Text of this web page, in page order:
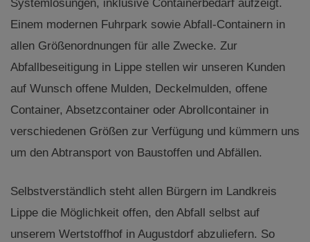
Systemlösungen, inklusive Containerbedarf aufzeigt.
Einem modernen Fuhrpark sowie Abfall-Containern in
allen Größenordnungen für alle Zwecke. Zur
Abfallbeseitigung in Lippe stellen wir unseren Kunden
auf Wunsch offene Mulden, Deckelmulden, offene
Container, Absetzcontainer oder Abrollcontainer in
verschiedenen Größen zur Verfügung und kümmern uns
um den Abtransport von Baustoffen und Abfällen.
Selbstverständlich steht allen Bürgern im Landkreis
Lippe die Möglichkeit offen, den Abfall selbst auf
unserem Wertstoffhof in Augustdorf abzuliefern. So